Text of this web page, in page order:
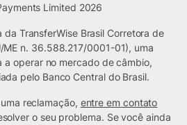
Limited 2026
da TransferWise Brasil Corretora de
ME n. 36.588.217/0001-01), uma
a operar no mercado de câmbio,
pelo Banco Central do Brasil.
reclamação, entre em contato
o seu problema. Se você ainda